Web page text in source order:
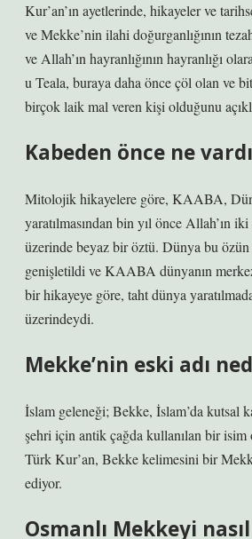
Kur’an’ın ayetlerinde, hikayeler ve
ve Mekke’nin ilahi doğurganlığının
ve Allah’ın hayranlığının hayranlığı
u Teala, buraya daha önce çöl olan ve
birçok laik mal veren kişi olduğunu
Kabeden önce ne
Mitolojik hikayelere göre, KAABA,
yaratılmasından bin yıl önce Allah’ın
üzerinde beyaz bir öztü. Dünya bu özün
genişletildi ve KAABA dünyanın
bir hikayeye göre, taht dünya
üzerindeydi.
Mekke’nin eski adı
İslam geleneği; Bekke, İslam’da kutsal
şehri için antik çağda kullanılan bir isim
Türk Kur’an, Bekke kelimesini bir
ediyor.
Osmanlı Mekkeyi